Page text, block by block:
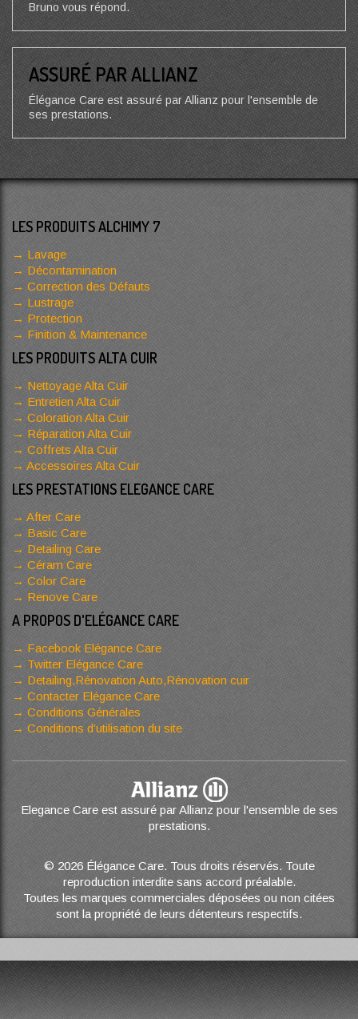
Bruno vous répond.
ASSURÉ PAR ALLIANZ
Élégance Care est assuré par Allianz pour l'ensemble de
ses prestations.
LES PRODUITS ALCHIMY 7
Lavage
Décontamination
Correction des Défauts
Lustrage
Protection
Finition & Maintenance
LES PRODUITS ALTA CUIR
Nettoyage Alta Cuir
Entretien Alta Cuir
Coloration Alta Cuir
Réparation Alta Cuir
Coffrets Alta Cuir
Accessoires Alta Cuir
LES PRESTATIONS ELEGANCE CARE
After Care
Basic Care
Detailing Care
Céram Care
Color Care
Renove Care
A PROPOS D'ELÉGANCE CARE
Facebook Elégance Care
Twitter Elégance Care
Detailing,Rénovation Auto,Rénovation cuir
Contacter Elégance Care
Conditions Générales
Conditions d’utilisation du site
Elegance Care est assuré par Allianz pour l'ensemble de ses
prestations.
© 2026 Élégance Care. Tous droits réservés. Toute
reproduction interdite sans accord préalable.
Toutes les marques commerciales déposées ou non citées
sont la propriété de leurs détenteurs respectifs.